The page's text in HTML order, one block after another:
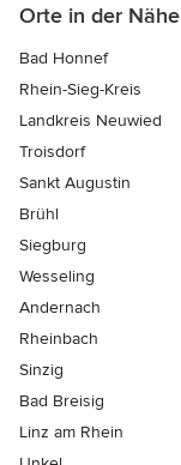
Orte in der Nähe
Bad Honnef
Rhein-Sieg-Kreis
Landkreis Neuwied
Troisdorf
Sankt Augustin
Brühl
Siegburg
Wesseling
Andernach
Rheinbach
Sinzig
Bad Breisig
Linz am Rhein